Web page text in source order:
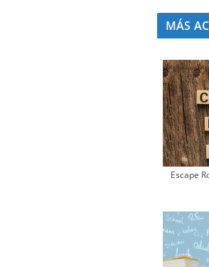
MÁS
Escape